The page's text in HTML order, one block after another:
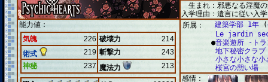
生まれ：邪悪なる淫魔
入学理由：遺言に従い入
能力値：
気魄
226 破壊力
214
術式
219 斬撃力
243
神秘
237 魔法力 213
所属： 建築学部 1年 (
Le jardin
●音楽遊所 -ト
地下秘密クラブ
小さな小さな小
桜宮の憩い場
感情：